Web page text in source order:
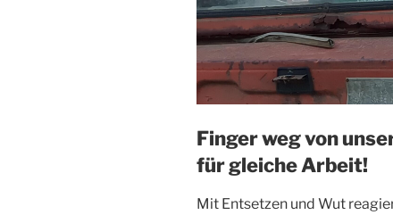
Finger weg von
für gleiche Arbeit!
Mit Entsetzen und Wut